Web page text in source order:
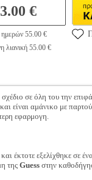
€
ημερών 55.00 €
λιανική 55.00 €
σε όλη του την
είναι αμάνικο με
εφαρμογη.
έκτοτε εξελίχθηκε σε
της Guess στην